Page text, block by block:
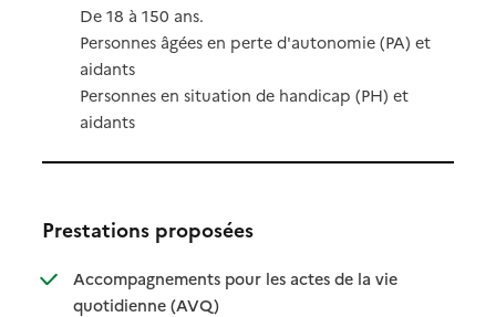
De 18 à 150 ans.
Personnes âgées en perte d'autonomie (PA) et
aidants
Personnes en situation de handicap (PH) et
aidants
Prestations proposées
Accompagnements pour les actes de la vie
quotidienne (AVQ): disponible
: non disponible